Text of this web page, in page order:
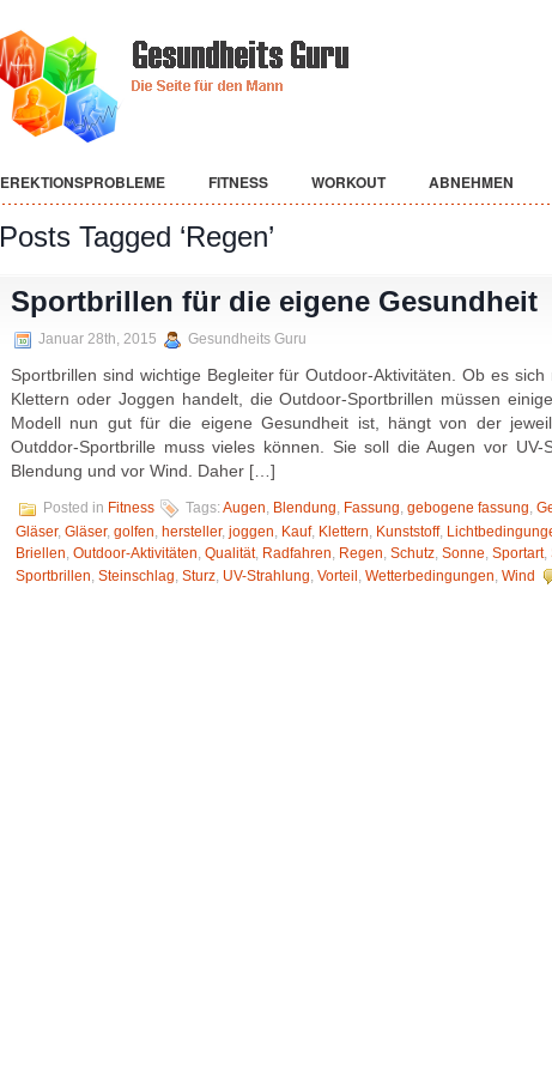
EREKTIONSPROBLEME FITNESS WORKOUT ABNEHMEN
Posts Tagged ‘Regen’
Sportbrillen für die eigene Gesundheit
Januar 28th, 2015 Gesundheits Guru
Sportbrillen sind wichtige Begleiter für Outdoor-Aktivitäten. Ob es
Klettern oder Joggen handelt, die Outdoor-Sportbrillen müssen
Modell nun gut für die eigene Gesundheit ist, hängt von der
Outddor-Sportbrille muss vieles können. Sie soll die Augen vor UV-
Blendung und vor Wind. Daher […]
Posted in Fitness Tags: Augen, Blendung, Fassung, gebogene fassung,
Gläser, Gläser, golfen, hersteller, joggen, Kauf, Klettern, Kunststoff,
Briellen, Outdoor-Aktivitäten, Qualität, Radfahren, Regen, Schutz, Sonne, Sportart,
Sportbrillen, Steinschlag, Sturz, UV-Strahlung, Vorteil , Wetterbedingungen, Wind